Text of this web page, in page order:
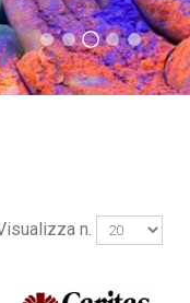
n.